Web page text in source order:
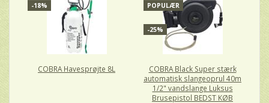
-18%
COBRA Havesprøjte 8L
POPULÆR
-25%
COBRA Black Super stærk
automatisk slangeoprul 40m
1/2" vandslange Luksus
Brusepistol BEDST KØB